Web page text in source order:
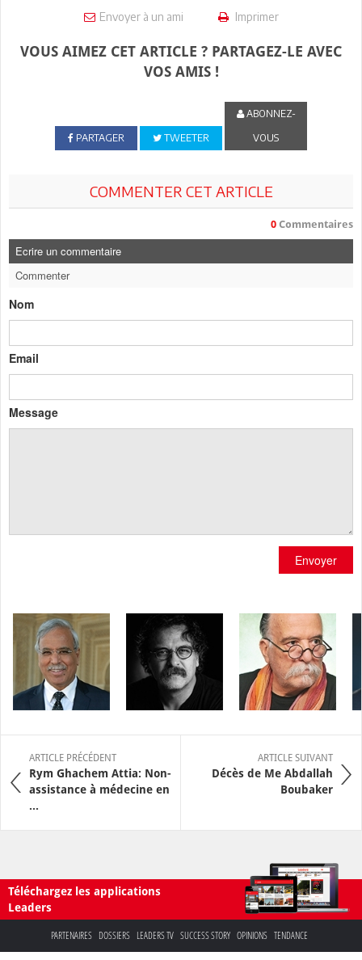
Envoyer à un ami Imprimer
VOUS AIMEZ CET ARTICLE ? PARTAGEZ-LE AVEC
VOS AMIS !
PARTAGER TWEETER
ABONNEZ-
VOUS
COMMENTER CET ARTICLE
0 Commentaires
Ecrire un commentaire
Commenter
Nom
Email
Message
Envoyer
ARTICLE PRÉCÉDENT
Rym Ghachem Attia: Non-
assistance à médecine en
...
ARTICLE SUIVANT
Décès de Me Abdallah
Boubaker
Téléchargez les applications
Leaders
PARTENAIRES DOSSIERS LEADERS TV SUCCESS STORY OPINIONS TENDANCE